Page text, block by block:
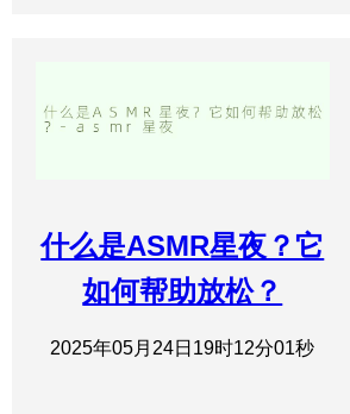
什么是ASMR星夜？它
如何帮助放松？
2025年05月24日19时12分01秒